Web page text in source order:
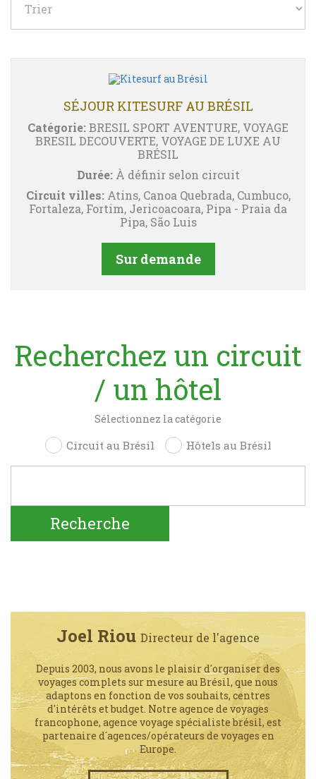
SÉJOUR KITESURF AU BRÉSIL
Catégorie:BRESIL SPORT AVENTURE, VOYAGE
BRESIL DECOUVERTE, VOYAGE DE LUXE AU
BRÉSIL
Durée:À définir selon circuit
Circuit villes:Atins, Canoa Quebrada, Cumbuco,
Fortaleza, Fortim, Jericoacoara, Pipa - Praia da
Pipa, São Luis
Sur demande
Recherchez un circuit
/ un hôtel
Sélectionnez la catégorie
Circuit au Brésil Hôtels au Brésil
Joel Riou Directeur de l'agence
Depuis 2003, nous avons le plaisir d'organiser des
voyages complets sur mesure au Brésil, que nous
adaptons en fonction de vos souhaits, centres
d'intérêts et budget. Notre agence de voyages
francophone, agence voyage spécialiste brésil, est
partenaire d´agences/opérateurs de voyages en
Europe.